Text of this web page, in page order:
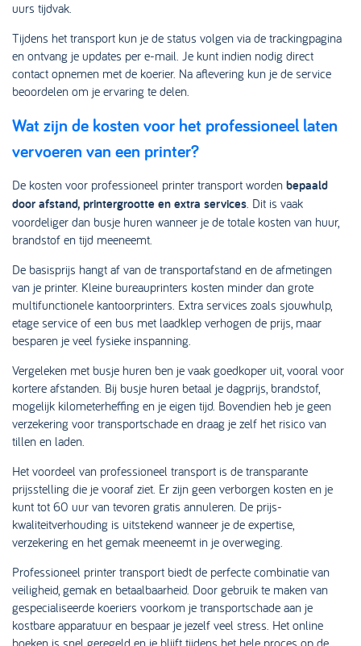
uurs tijdvak.
Tijdens het transport kun je de status volgen via de trackingpagina
en ontvang je updates per e-mail. Je kunt indien nodig direct
contact opnemen met de koerier. Na aflevering kun je de service
beoordelen om je ervaring te delen.
Wat zijn de kosten voor het professioneel laten
vervoeren van een printer?
De kosten voor professioneel printer transport worden bepaald
door afstand, printergrootte en extra services. Dit is vaak
voordeliger dan busje huren wanneer je de totale kosten van huur,
brandstof en tijd meeneemt.
De basisprijs hangt af van de transportafstand en de afmetingen
van je printer. Kleine bureauprinters kosten minder dan grote
multifunctionele kantoorprinters. Extra services zoals sjouwhulp,
etage service of een bus met laadklep verhogen de prijs, maar
besparen je veel fysieke inspanning.
Vergeleken met busje huren ben je vaak goedkoper uit, vooral voor
kortere afstanden. Bij busje huren betaal je dagprijs, brandstof,
mogelijk kilometerheffing en je eigen tijd. Bovendien heb je geen
verzekering voor transportschade en draag je zelf het risico van
tillen en laden.
Het voordeel van professioneel transport is de transparante
prijsstelling die je vooraf ziet. Er zijn geen verborgen kosten en je
kunt tot 60 uur van tevoren gratis annuleren. De prijs-
kwaliteitverhouding is uitstekend wanneer je de expertise,
verzekering en het gemak meeneemt in je overweging.
Professioneel printer transport biedt de perfecte combinatie van
veiligheid, gemak en betaalbaarheid. Door gebruik te maken van
gespecialiseerde koeriers voorkom je transportschade aan je
kostbare apparatuur en bespaar je jezelf veel stress. Het online
boeken is snel geregeld en je blijft tijdens het hele proces op de